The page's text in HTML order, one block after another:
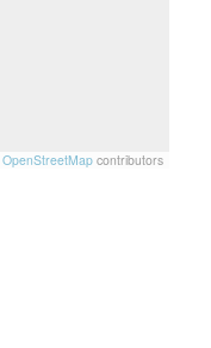
OpenStreetMap contributors